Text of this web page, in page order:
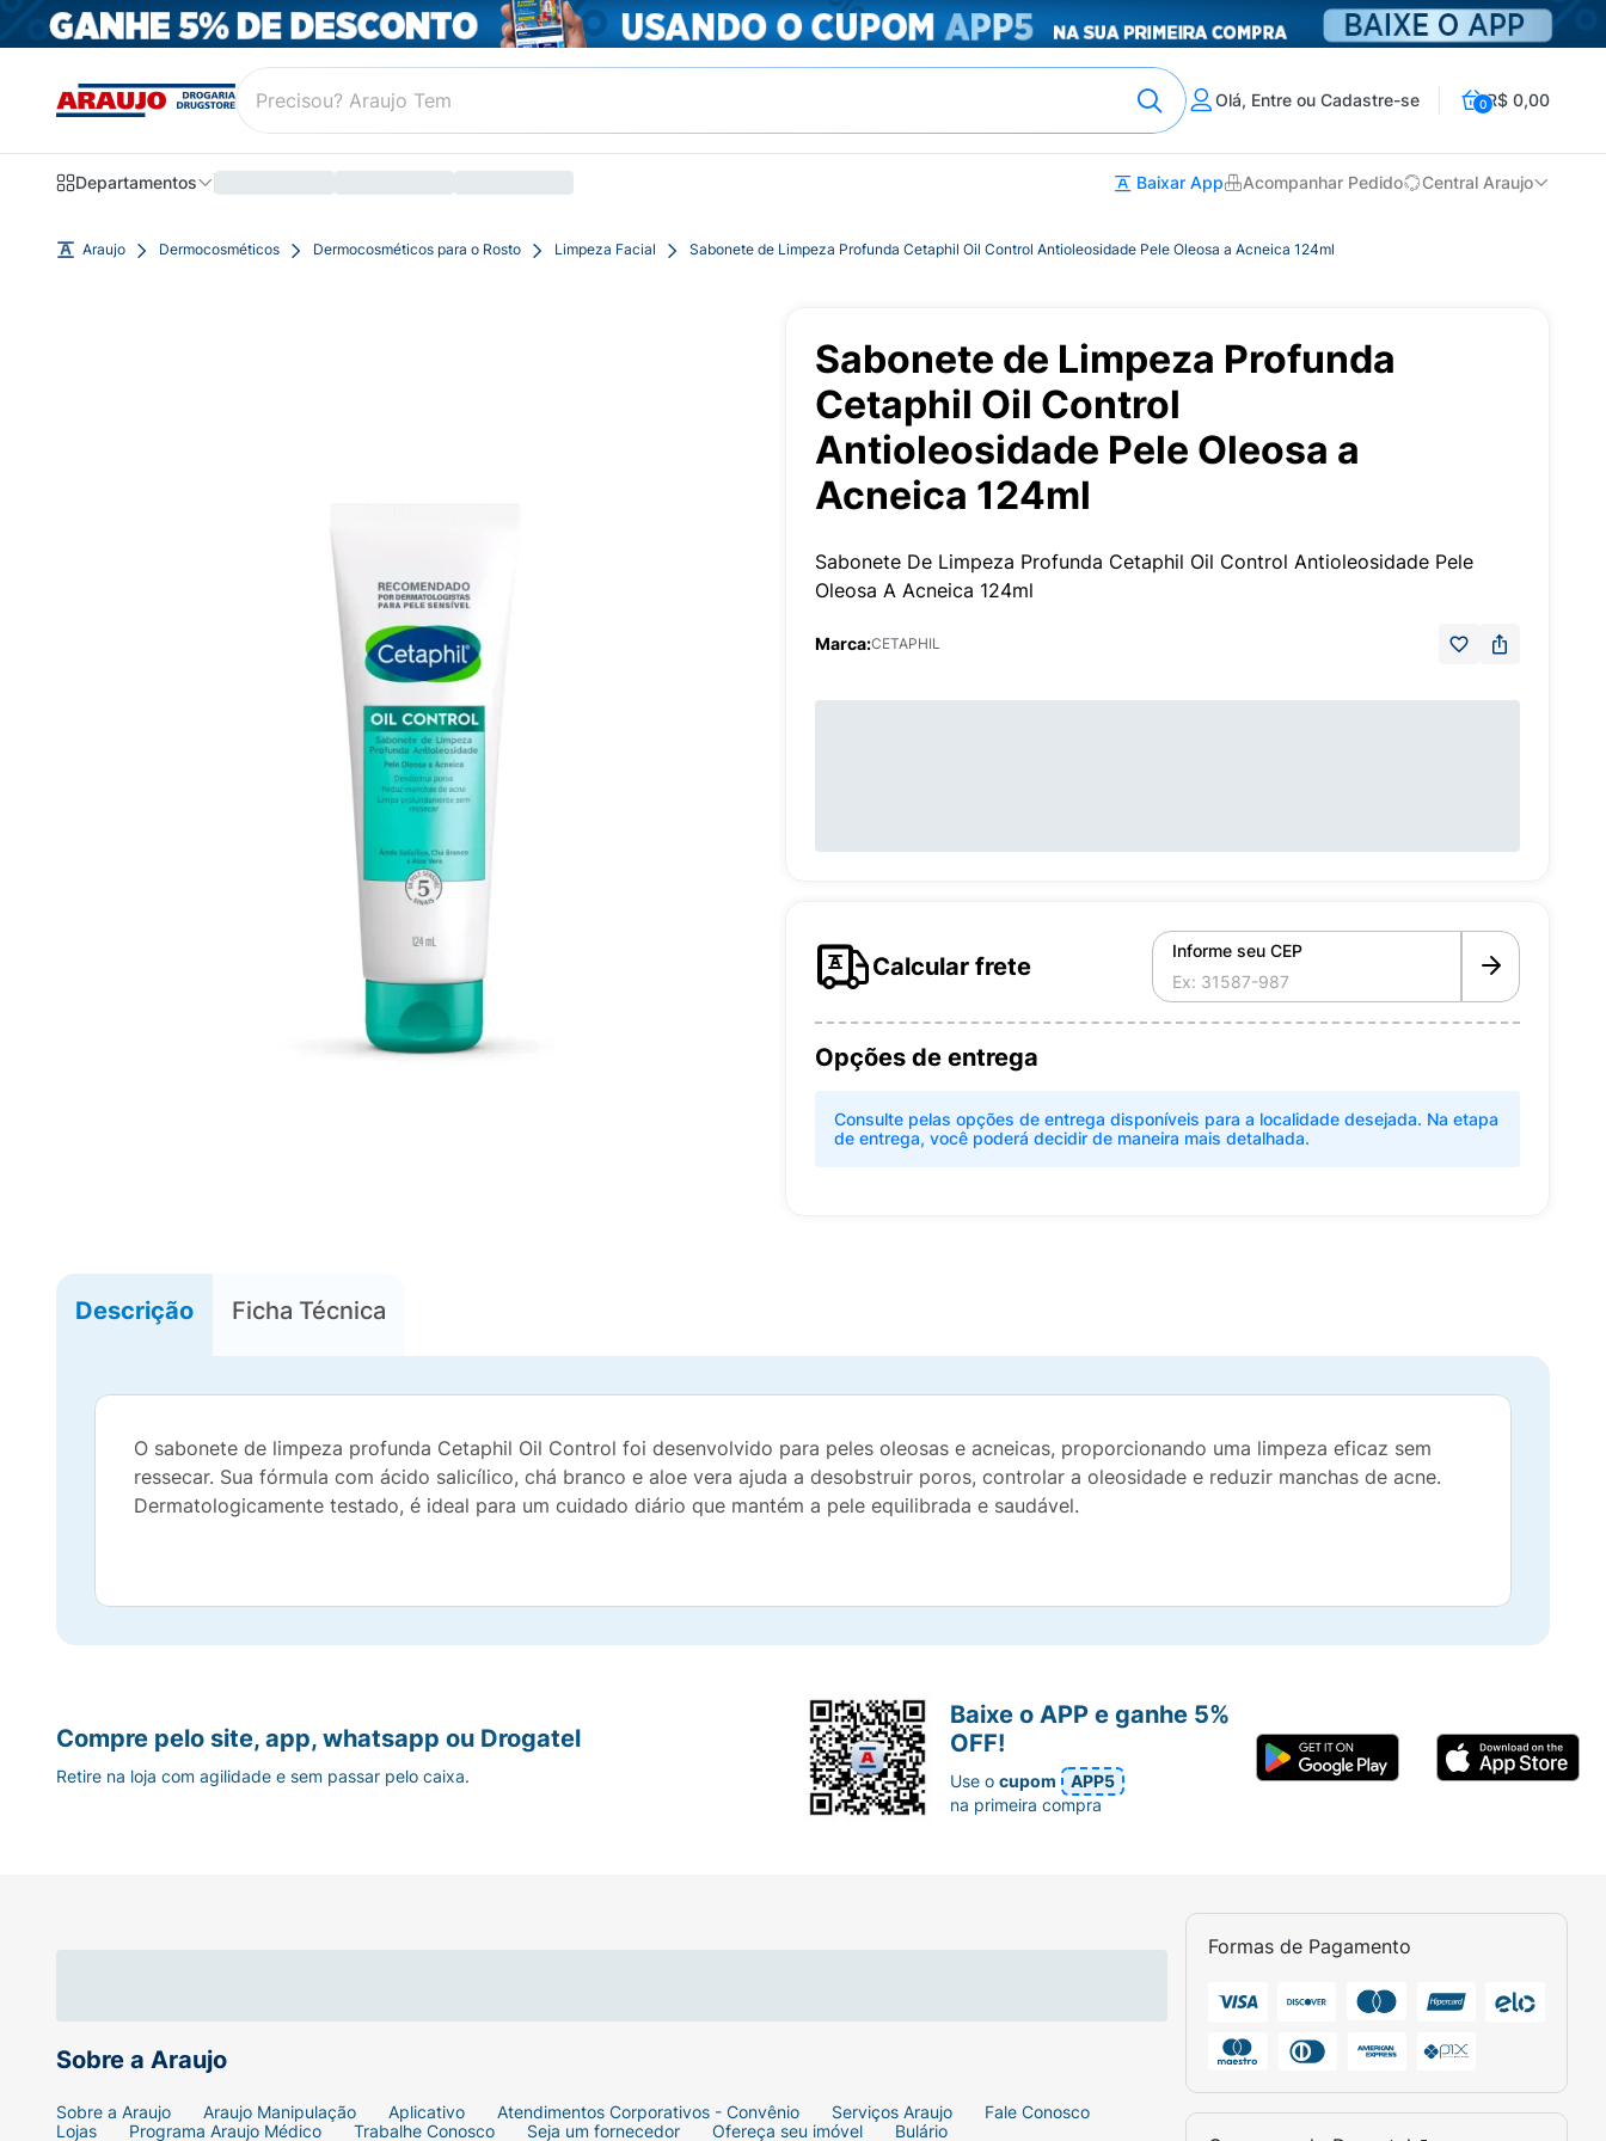
Olá, Entre ou Cadastre-se 0R$ 0,00
Departamentos Baixar App Acompanhar Pedido Central Araujo
Araujo Dermocosméticos Dermocosméticos para o Rosto Limpeza Facial Sabonete de Limpeza Profunda Cetaphil Oil Control Antioleosidade Pele Oleosa a Acneica 124ml
Sabonete de Limpeza Profunda
Cetaphil Oil Control
Antioleosidade Pele Oleosa a
Acneica 124ml
Sabonete De Limpeza Profunda Cetaphil Oil Control Antioleosidade Pele
Oleosa A Acneica 124ml
Marca:CETAPHIL
Calcular frete
Informe seu CEP
Opções de entrega
Consulte pelas opções de entrega disponíveis para a localidade desejada. Na etapa
de entrega, você poderá decidir de maneira mais detalhada.
Descrição Ficha Técnica
O sabonete de limpeza profunda Cetaphil Oil Control foi desenvolvido para peles oleosas e acneicas, proporcionando uma limpeza eficaz sem
ressecar. Sua fórmula com ácido salicílico, chá branco e aloe vera ajuda a desobstruir poros, controlar a oleosidade e reduzir manchas de acne.
Dermatologicamente testado, é ideal para um cuidado diário que mantém a pele equilibrada e saudável.
Sobre a Araujo
Sobre a Araujo Araujo Manipulação Aplicativo Atendimentos Corporativos - Convênio Serviços Araujo
Fale Conosco
Lojas
Programa Araujo Médico Trabalhe Conosco Seja um fornecedor Ofereça seu imóvel Bulário
Formas de Pagamento
Compre pelo site, app, whatsapp ou Drogatel
Retire na loja com agilidade e sem passar pelo caixa.
Baixe o APP e ganhe 5%
OFF!
Use ocupom
APP5
na primeira compra